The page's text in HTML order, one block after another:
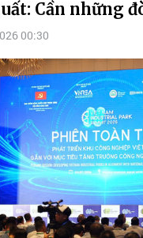
Cần những
00:30